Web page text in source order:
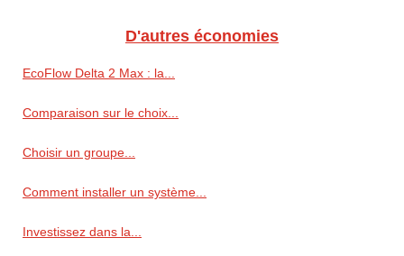
D'autres économies
EcoFlow Delta 2 Max : la...
Comparaison sur le choix...
Choisir un groupe...
Comment installer un système...
Investissez dans la...